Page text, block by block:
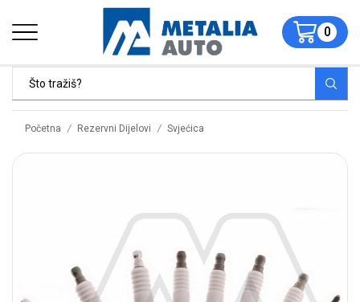
0
Početna / Rezervni Dijelovi / Svjećica